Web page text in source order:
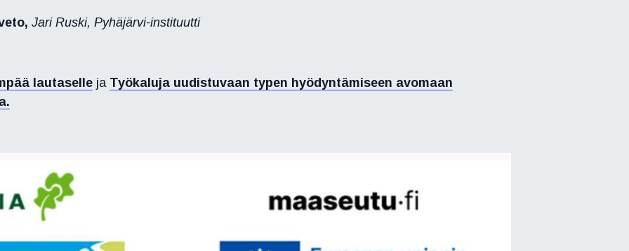
Jari Ruski, Pyhäjärvi-instituutti
lautaselle ja Työkaluja uudistuvaan typen hyödyntämiseen avomaan